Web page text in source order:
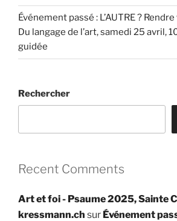
Événement passé : L’AUTRE ?
Du langage de l’art, samedi 25 avril,
guidée
Rechercher
Recent Comments
Art et foi - Psaume 2025, Sainte
kressmann.ch sur Événement